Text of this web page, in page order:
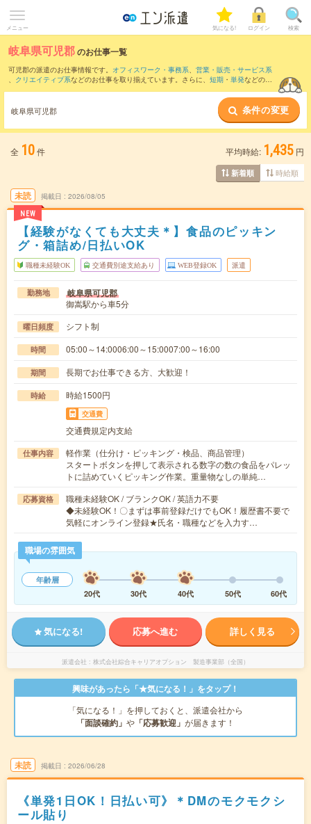
メニュー 気になる! ログイン 検索
岐阜県可児郡のお仕事一覧
可児郡の派遣のお仕事情報です。 オフィスワーク・事務系、 営業・販売・サービス系
、 クリエイティブ系などのお仕事を取り揃えています。さらに、 短期 ・ 単発などの期
また、土岐市・
など隣接エリアのお仕事もご確認いただけ
ます。
岐阜県可児郡 条件の変更
全 10件 平均時給: 1,435 円
新着順 時給順
未読
NEW
掲載日 2026/08/05
【経験がなくても大丈夫＊】食品のピッキン
グ・箱詰め/日払いOK
職種未経験OK 交通費別途支給あり WEB登録OK 派遣
勤務地 岐阜県可児郡
御嵩駅から車5分
曜日頻度 シフト制
時間 05:00～14:0006:00～15:0007:00～16:00
期間 長期でお仕事できる方、大歓迎！
時給 時給1500円
交通費
交通費規定内支給
仕事内容
軽作業（仕分け・ピッキング・検品、商品管理）
スタートボタンを押して表示される数字の数の食品をパレッ
トに詰めていくピッキング作業。重量物なしの単純…
応募資格
職種未経験OK / ブランクOK / 英語力不要
◆未経験OK！〇まずは事前登録だけでもOK！履歴書不要で
気軽にオンライン登録★氏名・職種などを入力す…
職場の雰囲気
年齢層
20代
30代 40代 50代 60代
気になる! 応募へ進む 詳しく見る
派遣会社 株式会社綜合キャリアオプション 製造事業部（全国）
興味があったら「★気になる！」をタップ！
「気になる！」を押しておくと、派遣会社から
「面談確約」 や 「応募歓迎」 が届きます！
未読 掲載日 2026/06/28
《単発1日OK！日払い可》＊DMのモクモクシ
ール貼り